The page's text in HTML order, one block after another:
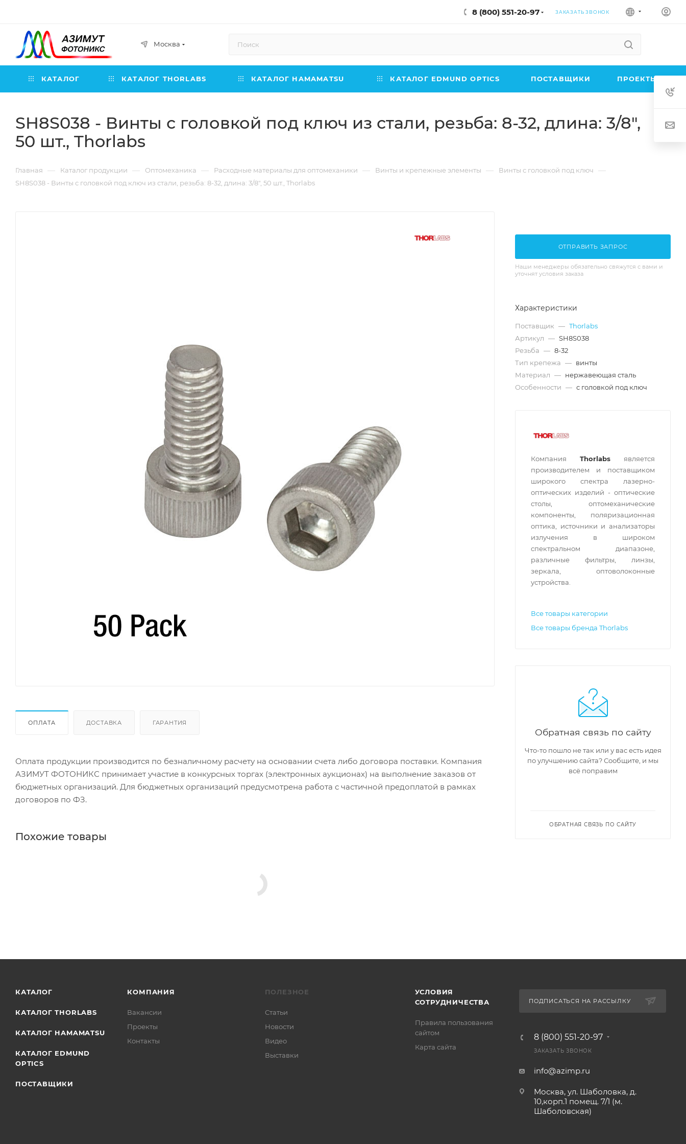
8 (800) 551-20-97 ЗАКАЗАТЬ ЗВОНОК
Москва
КАТАЛОГ КАТАЛОГ THORLABS КАТАЛОГ HAMAMATSU КАТАЛОГ EDMUND OPTICS ПОСТАВЩИКИ ПРОЕКТЫ
SH8S038 - Винты с головкой под ключ из стали, резьба: 8-32, длина: 3/8",
50 шт., Thorlabs
Главная — Каталог продукции — Оптомеханика — Расходные материалы для оптомеханики — Винты и крепежные элементы — Винты с головкой под ключ —
SH8S038 - Винты с головкой под ключ из стали, резьба: 8-32, длина: 3/8", 50 шт., Thorlabs
ОПЛАТА ДОСТАВКА ГАРАНТИЯ
Оплата продукции производится по безналичному расчету на основании счета либо договора поставки. Компания
АЗИМУТ ФОТОНИКС принимает участие в конкурсных торгах (электронных аукционах) на выполнение заказов от
бюджетных организаций. Для бюджетных организаций предусмотрена работа с частичной предоплатой в рамках
договоров по ФЗ.
Похожие товары
ОТПРАВИТЬ ЗАПРОС
Наши менеджеры обязательно свяжутся с вами и
уточнят условия заказа
Характеристики
Поставщик — Thorlabs
Артикул — SH8S038
Резьба — 8-32
Тип крепежа — винты
Материал — нержавеющая сталь
Особенности — с головкой под ключ
Компания Thorlabs является
производителем и поставщиком
широкого спектра лазерно-
оптических изделий - оптические
столы, оптомеханические
компоненты, поляризационная
оптика, источники и анализаторы
излучения в широком
спектральном диапазоне,
различные фильтры, линзы,
зеркала, оптоволоконные
устройства.
Все товары категории
Все товары бренда Thorlabs
Обратная связь по сайту
Что-то пошло не так или у вас есть идея
по улучшению сайта? Сообщите, и мы
всё поправим
ОБРАТНАЯ СВЯЗЬ ПО САЙТУ
КАТАЛОГ
КАТАЛОГ THORLABS
КАТАЛОГ HAMAMATSU
КАТАЛОГ EDMUND
OPTICS
ПОСТАВЩИКИ
КОМПАНИЯ
Вакансии
Проекты
Контакты
ПОЛЕЗНОЕ
Статьи
Новости
Видео
Выставки
УСЛОВИЯ
СОТРУДНИЧЕСТВА
Правила пользования
сайтом
Карта сайта
ПОДПИСАТЬСЯ НА РАССЫЛКУ
8 (800) 551-20-97
ЗАКАЗАТЬ ЗВОНОК
info@azimp.ru
Москва, ул. Шаболовка, д.
10,корп.1 помещ. 7/1 (м.
Шаболовская)